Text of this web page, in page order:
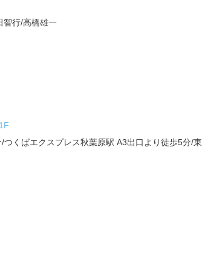
智行/高橋雄一
つくばエクスプレス秋葉原駅 A3出口より徒歩5分/東